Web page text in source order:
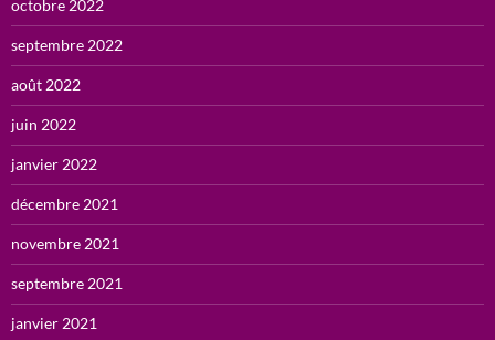
octobre 2022
septembre 2022
août 2022
juin 2022
janvier 2022
décembre 2021
novembre 2021
septembre 2021
janvier 2021